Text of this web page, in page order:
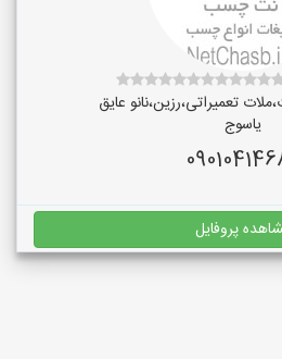
تعمیراتی،رزین،نانو عایق
یاسوج
پروفایل